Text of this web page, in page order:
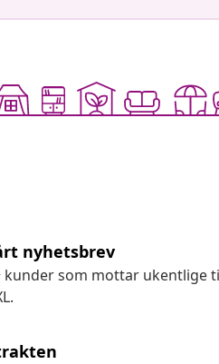
nyhetsbrev
kunder som mottar ukentlige